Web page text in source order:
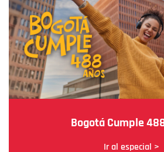
Bogotá Cumple
Ir al especial >